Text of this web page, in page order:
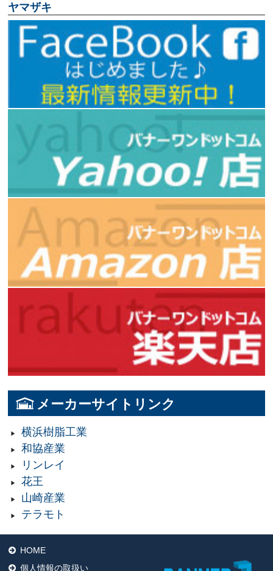
ヤマザキ
メーカーサイトリンク
横浜樹脂工業
和協産業
リンレイ
花王
山崎産業
テラモト
HOME
個人情報の取扱い